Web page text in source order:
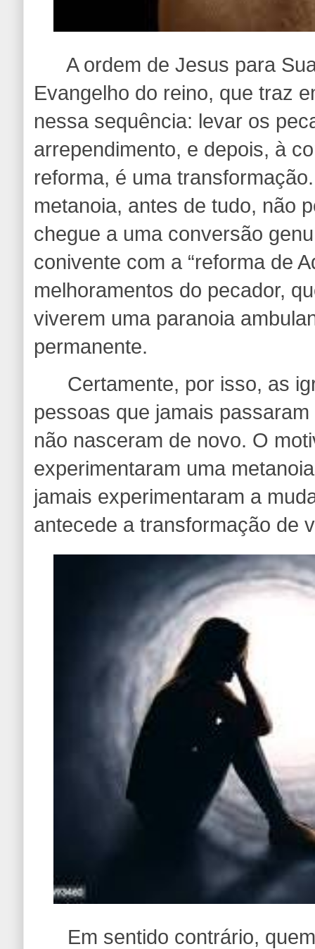
A ordem de Jesus para
Evangelho do reino, que traz
nessa sequência: levar os
arrependimento, e depois, à
reforma, é uma
metanoia, antes de tudo, não
chegue a uma conversão
conivente com a “reforma de
melhoramentos do pecador,
viverem uma paranoia
permanente.
Certamente, por isso, as
pessoas que jamais
não nasceram de novo. O
experimentaram uma
jamais experimentaram a
antecede a transformação de
Em sentido contrário,